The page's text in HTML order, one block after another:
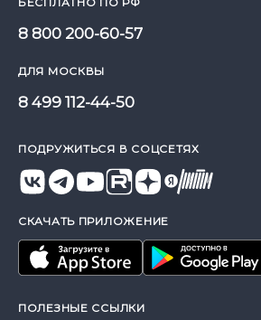
8 800 200-60-57
ДЛЯ МОСКВЫ
8 499 112-44-50
ПОДРУЖИТЬСЯ В СОЦСЕТЯХ
СКАЧАТЬ ПРИЛОЖЕНИЕ
ПОЛЕЗНЫЕ ССЫЛКИ